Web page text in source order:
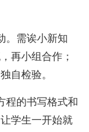
需诶小新知
再小组合作；
自检验。
的书写格式和
学生一开始就